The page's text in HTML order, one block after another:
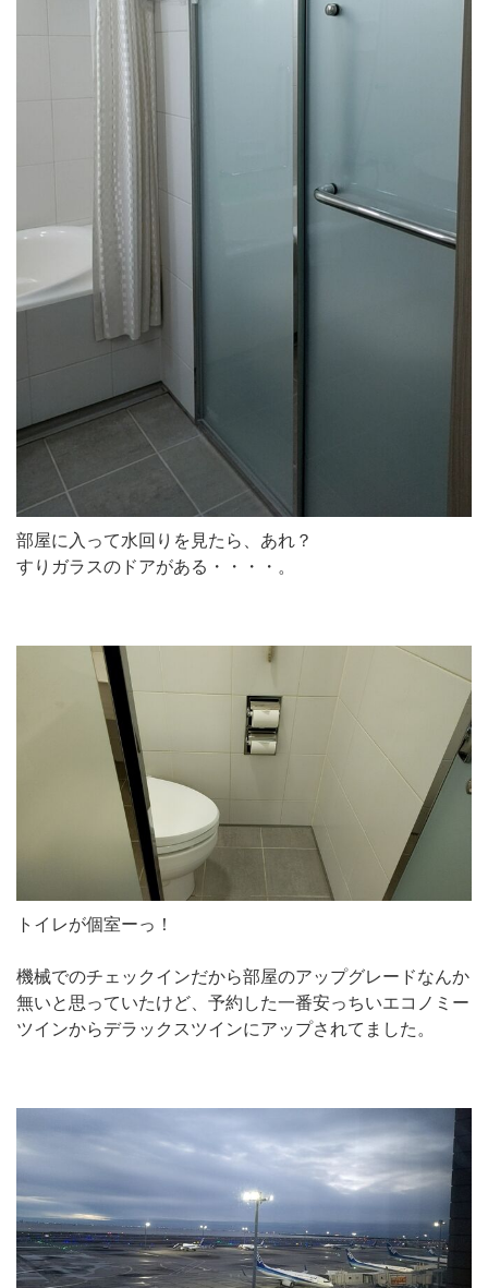
部屋に入って水回りを見たら、あれ？
すりガラスのドアがある・・・・。
トイレが個室ーっ！
機械でのチェックインだから部屋のアップグレードなんか
無いと思っていたけど、予約した一番安っちいエコノミー
ツインからデラックスツインにアップされてました。